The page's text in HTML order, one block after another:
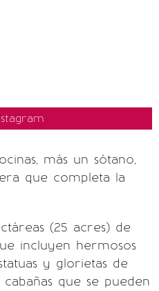
más un sótano,
que completa la
(25 acres) de
incluyen hermosos
y glorietas de
que se pueden